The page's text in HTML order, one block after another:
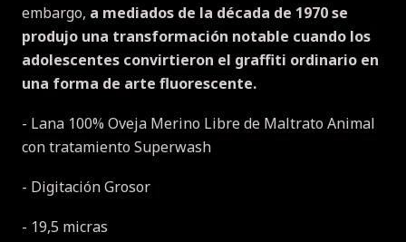
embargo, a mediados de la década de 1970 se
produjo una transformación notable cuando los
adolescentes convirtieron el graffiti ordinario en
una forma de arte fluorescente.
- Lana 100% Oveja Merino Libre de Maltrato Animal
con tratamiento Superwash
- Digitación Grosor
- 19,5 micras